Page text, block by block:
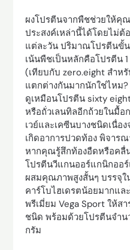
ผงโปรตีนจากพืชช่วยให้คุ
ประสงค์เหล่านี้ได้โดยไม่ต้
แต่ละวัน ปริมาณโปรตีนขั้
เน้นพืชเป็นหลักคือโปรตีน
(เทียบกับ zero.eight สำ
แตกต่างกันมากนักใช่ไหม
ดูเหมือนโปรตีน sixty
หรือถั่วเลนทิลอีกถ้วยในมื้
เวย์และเคซีนบางชนิดเนื่อ
เกิดอาการปวดท้อง พิจาร
หากคุณรู้สึกท้องอืดหรือคลื่
โปรตีนวีแกนออร์แกนิกออ
ผสมคุณภาพสูงสั้นๆ บรรจุ
คาร์โบไฮเดรตน้อยมากแ
พรีเมี่ยม Vega Sport ให้ส
ชนิด พร้อมด้วยโปรตีนจำน
กรัม